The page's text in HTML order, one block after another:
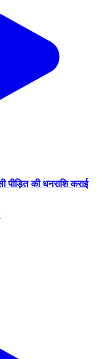
की धनराशि कराई